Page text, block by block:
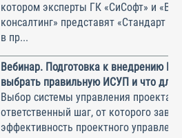
котором эксперты ГК «СиСофт» и
консалтинг» представят «Стандарт
в пр...
Вебинар. Подготовка к внедрению
выбрать правильную ИСУП и что для
Выбор системы управления
ответственный шаг, от которого
эффективность проектного